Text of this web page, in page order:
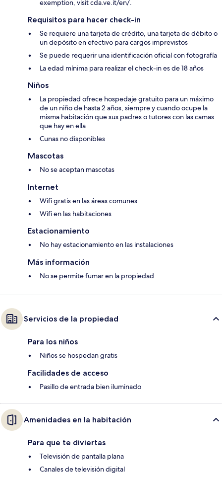
exemption, visit cda.ve.it/en/.
Requisitos para hacer check-in
Se requiere una tarjeta de crédito, una tarjeta de débito o
un depósito en efectivo para cargos imprevistos
Se puede requerir una identificación oficial con fotografía
La edad mínima para realizar el check-in es de 18 años
Niños
La propiedad ofrece hospedaje gratuito para un máximo
de un niño de hasta 2 años, siempre y cuando ocupe la
misma habitación que sus padres o tutores con las camas
que hay en ella
Cunas no disponibles
Mascotas
No se aceptan mascotas
Internet
Wifi gratis en las áreas comunes
Wifi en las habitaciones
Estacionamiento
No hay estacionamiento en las instalaciones
Más información
No se permite fumar en la propiedad
Servicios de la propiedad
Para los niños
Niños se hospedan gratis
Facilidades de acceso
Pasillo de entrada bien iluminado
Amenidades en la habitación
Para que te diviertas
Televisión de pantalla plana
Canales de televisión digital